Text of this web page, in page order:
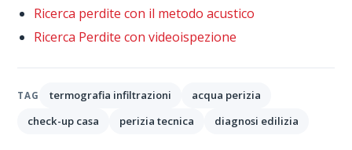
Ricerca perdite con il metodo acustico
Ricerca Perdite con videoispezione
TAG termografia infiltrazioni
acqua perizia
check-up casa
perizia tecnica diagnosi edilizia